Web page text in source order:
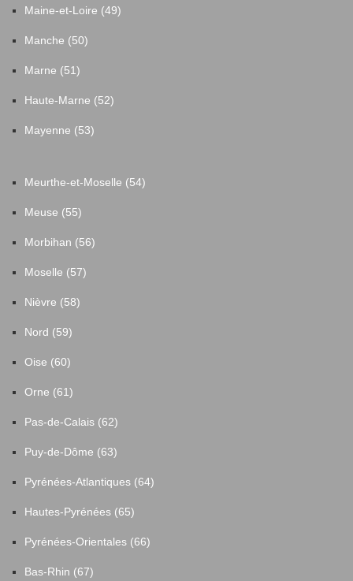
Maine-et-Loire (49)
Manche (50)
Marne (51)
Haute-Marne (52)
Mayenne (53)
Meurthe-et-Moselle (54)
Meuse (55)
Morbihan (56)
Moselle (57)
Nièvre (58)
Nord (59)
Oise (60)
Orne (61)
Pas-de-Calais (62)
Puy-de-Dôme (63)
Pyrénées-Atlantiques (64)
Hautes-Pyrénées (65)
Pyrénées-Orientales (66)
Bas-Rhin (67)